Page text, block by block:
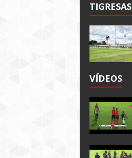
TIGRESAS
VÍDEOS